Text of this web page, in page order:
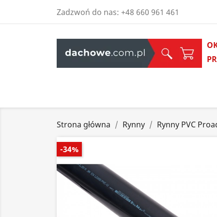
Zadzwoń do nas: +48 660 961 461
Strona główna Rynny Rynny PVC
-34%